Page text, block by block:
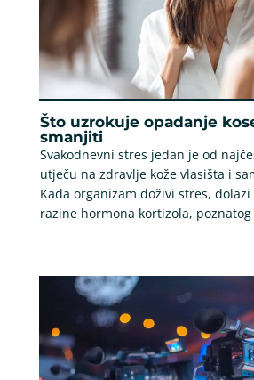
Što uzrokuje opadanje
smanjiti
Svakodnevni stres jedan je od
utječu na zdravlje kože vlasišta i
Kada organizam doživi stres,
razine hormona kortizola,